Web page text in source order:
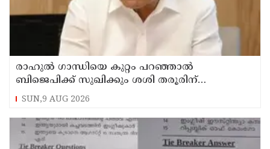
രാഹുല്‍ ഗാന്ധിയെ കുറ്റം പറഞ്ഞാല്‍
ബിജെപിക്ക് സുഖിക്കും ശശി തരൂരിന്
മറുപടിയുമായി കെ സി വേണുഗോപാല്‍
SUN,9 AUG 2026